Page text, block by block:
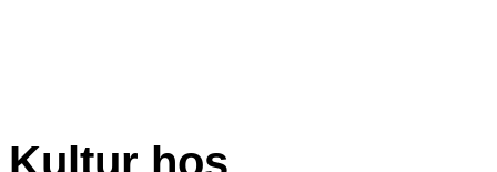
Kultur hos